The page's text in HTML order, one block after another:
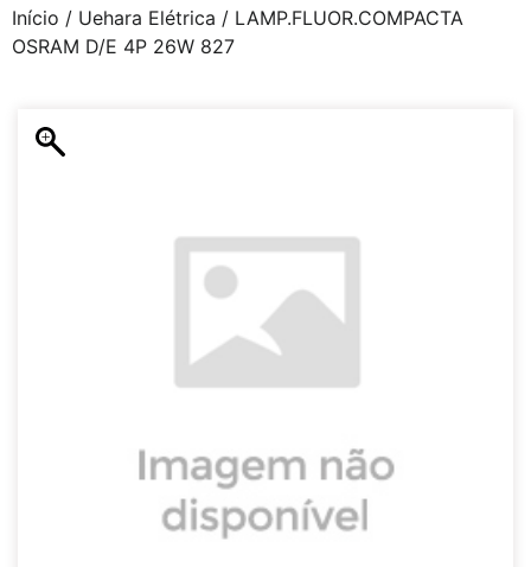
Início / Uehara Elétrica / LAMP.FLUOR.COMPACTA
OSRAM D/E 4P 26W 827